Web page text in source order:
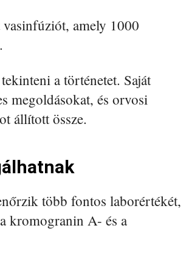
amely 1000
a történetet. Saját
megoldásokat, és orvosi
állított össze.
több fontos laborértékét,
kromogranin A- és a